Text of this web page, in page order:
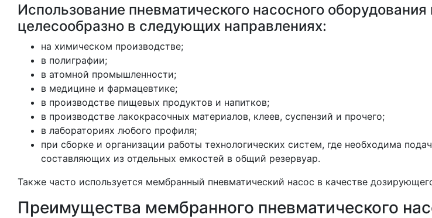
Использование пневматического насосного
целесообразно в следующих направлениях:
на химическом производстве;
в полиграфии;
в атомной промышленности;
в медицине и фармацевтике;
в производстве пищевых продуктов и напитков;
в производстве лакокрасочных материалов, клеев, суспензий и прочего;
в лабораториях любого профиля;
при сборке и организации работы технологических систем, где необходима
составляющих из отдельных емкостей в общий резервуар.
Также часто используется мембранный пневматический насос в качестве
Преимущества мембранного пневматического